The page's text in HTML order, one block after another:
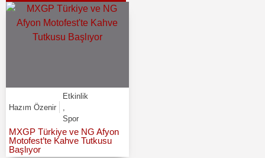
Hazım Özenir
Etkinlik
Spor
MXGP Türkiye ve NG Afyon
Motofest’te Kahve Tutkusu
Başlıyor